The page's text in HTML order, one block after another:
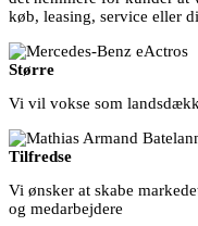
køb, leasing, service eller
Større
Vi vil vokse som
Tilfredse
Vi ønsker at skabe
og medarbejdere